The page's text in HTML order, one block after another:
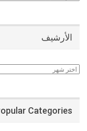
الأرشيف
الأرشيف
Categories